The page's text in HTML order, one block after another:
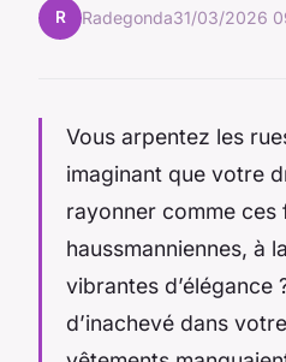
R Radegonda31/03/2026
Vous arpentez les
imaginant que votre
rayonner comme ces
haussmanniennes, à
vibrantes d’élégance
d’inachevé dans